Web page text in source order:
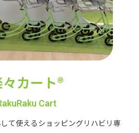
カート®
Cart
て使えるショッピングリハビリ専